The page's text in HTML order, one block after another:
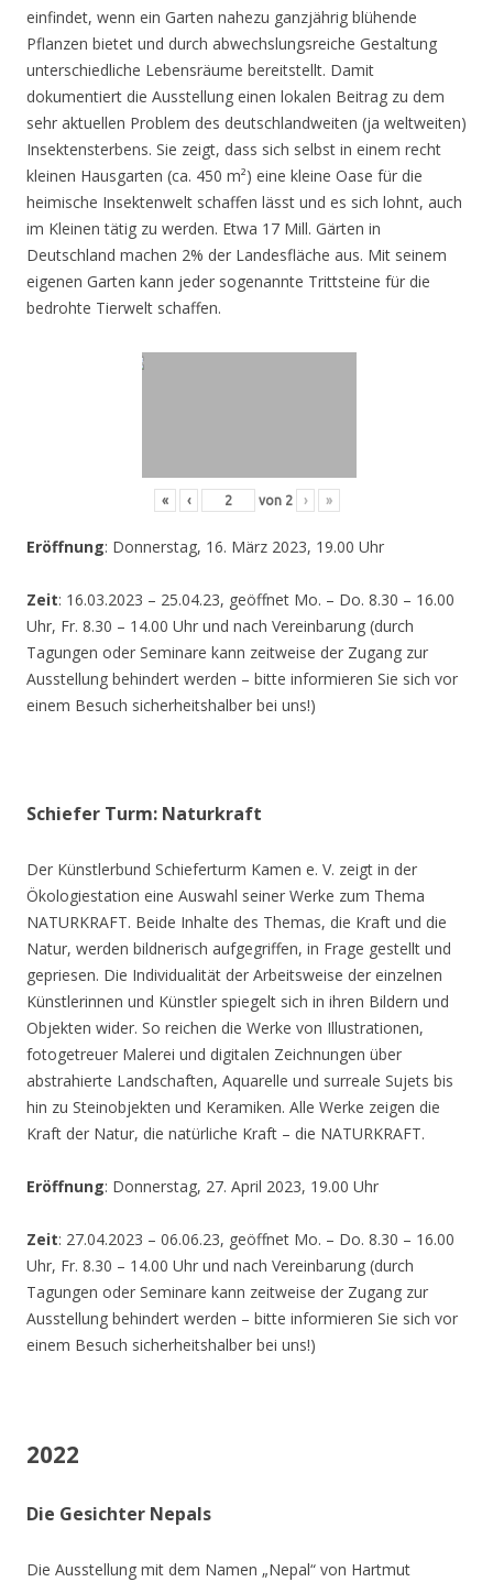
einfindet, wenn ein Garten nahezu ganzjährig blühende
Pflanzen bietet und durch abwechslungsreiche Gestaltung
unterschiedliche Lebensräume bereitstellt. Damit
dokumentiert die Ausstellung einen lokalen Beitrag zu dem
sehr aktuellen Problem des deutschlandweiten (ja weltweiten)
Insektensterbens. Sie zeigt, dass sich selbst in einem recht
kleinen Hausgarten (ca. 450 m²) eine kleine Oase für die
heimische Insektenwelt schaffen lässt und es sich lohnt, auch
im Kleinen tätig zu werden. Etwa 17 Mill. Gärten in
Deutschland machen 2% der Landesfläche aus. Mit seinem
eigenen Garten kann jeder sogenannte Trittsteine für die
bedrohte Tierwelt schaffen.
« ‹ von 2 › »
Eröffnung: Donnerstag, 16. März 2023, 19.00 Uhr
Zeit: 16.03.2023 – 25.04.23, geöffnet Mo. – Do. 8.30 – 16.00
Uhr, Fr. 8.30 – 14.00 Uhr und nach Vereinbarung (durch
Tagungen oder Seminare kann zeitweise der Zugang zur
Ausstellung behindert werden – bitte informieren Sie sich vor
einem Besuch sicherheitshalber bei uns!)
Schiefer Turm: Naturkraft
Der Künstlerbund Schieferturm Kamen e. V. zeigt in der
Ökologiestation eine Auswahl seiner Werke zum Thema
NATURKRAFT. Beide Inhalte des Themas, die Kraft und die
Natur, werden bildnerisch aufgegriffen, in Frage gestellt und
gepriesen. Die Individualität der Arbeitsweise der einzelnen
Künstlerinnen und Künstler spiegelt sich in ihren Bildern und
Objekten wider. So reichen die Werke von Illustrationen,
fotogetreuer Malerei und digitalen Zeichnungen über
abstrahierte Landschaften, Aquarelle und surreale Sujets bis
hin zu Steinobjekten und Keramiken. Alle Werke zeigen die
Kraft der Natur, die natürliche Kraft – die NATURKRAFT.
Eröffnung: Donnerstag, 27. April 2023, 19.00 Uhr
Zeit: 27.04.2023 – 06.06.23, geöffnet Mo. – Do. 8.30 – 16.00
Uhr, Fr. 8.30 – 14.00 Uhr und nach Vereinbarung (durch
Tagungen oder Seminare kann zeitweise der Zugang zur
Ausstellung behindert werden – bitte informieren Sie sich vor
einem Besuch sicherheitshalber bei uns!)
2022
Die Gesichter Nepals
Die Ausstellung mit dem Namen „Nepal“ von Hartmut